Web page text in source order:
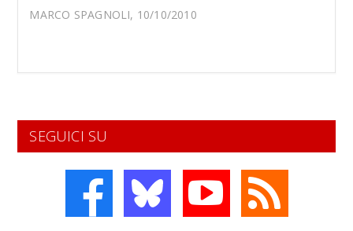
MARCO SPAGNOLI, 10/10/2010
SEGUICI SU